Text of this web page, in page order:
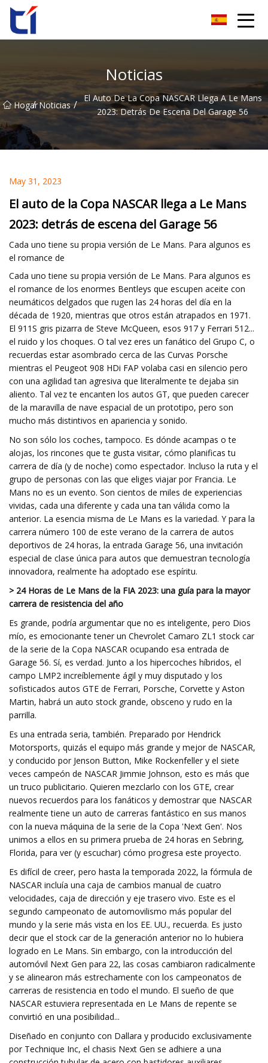
Noticias
Hogar
/ Noticias / El Auto De La Copa NASCAR Llega A Le Mans
2023: Detrás De Escena Del Garage 56
May 31, 2023
El auto de la Copa NASCAR llega a Le Mans
2023: detrás de escena del Garage 56
Cada uno tiene su propia versión de Le Mans. Para algunos es
el romance de
Cada uno tiene su propia versión de Le Mans. Para algunos es
el romance de los enormes Bentleys que escupen aceite con
neumáticos delgados que rugen las 24 horas del día en la
década de 1920, mientras que otros están atrapados en 1971.
El 911S gris pizarra de Steve McQueen, esos 917 y Ferrari 512...
el ruido y los choques. O tal vez eres un fanático del Grupo C, o
recuerdas estar asombrado cerca de las Curvas Porsche
mientras el Peugeot 908 HDi FAP volaba casi en silencio pero
con una agilidad tan agresiva que literalmente te dejaba sin
aliento. Tal vez te encanten los autos GT, que pueden carecer
de la maravilla de nave espacial de un prototipo, pero son
mucho más distintivos en apariencia y sonido.
No son sólo los coches, tampoco. Es dónde acampas o te
alojas, los rincones que te gusta visitar, cómo planificas tu
carrera de día (y de noche) como espectador. Incluso la ruta y el
grupo de personas con las que eliges viajar por Francia. Le
Mans no es un evento. Son cientos de miles de experiencias
vividas, cada una diferente y cada una tan válida como la
anterior. La esencia misma de Le Mans es la variedad. Y para la
carrera número 100 de este verano de la carrera de autos
deportivos de 24 horas, la entrada Garage 56, una invitación
especial de clase única para autos que demuestran tecnología
innovadora, realmente ha adoptado ese espíritu.
> 24 Horas de Le Mans de la FIA 2023: una guía para la mayor
carrera de resistencia del año
Es grande, podría argumentar que no es inteligente, pero Dios
mío, es emocionante tener un Chevrolet Camaro ZL1 stock car
de la serie de la Copa NASCAR ocupando esa entrada de
Garage 56. Sí, es verdad. Junto a los hipercoches híbridos, el
campo LMP2 increíblemente ágil y muy disputado y los
sofisticados autos GTE de Ferrari, Porsche, Corvette y Aston
Martin, habrá un auto stock grande, obsceno y rudo en la
parrilla.
Es una entrada seria, también. Preparado por Hendrick
Motorsports, quizás el equipo más grande y mejor de NASCAR,
y conducido por Jenson Button, Mike Rockenfeller y el siete
veces campeón de NASCAR Jimmie Johnson, esto es más que
un truco publicitario. Quieren mezclarlo con los GTE, crear
nuevos recuerdos para los fanáticos y demostrar que NASCAR
realmente tiene un auto de carreras fantástico en sus manos
con la nueva máquina de la serie de la Copa 'Next Gen'. Nos
unimos a ellos en su primera prueba de 24 horas en Sebring,
Florida, para ver (y escuchar) cómo progresa este proyecto.
Es difícil de creer, pero hasta la temporada 2022, la fórmula de
NASCAR incluía una caja de cambios manual de cuatro
velocidades, caja de dirección y eje trasero vivo. Este es el
segundo campeonato de automovilismo más popular del
mundo y la serie más vista en los EE. UU., recuerda. Es justo
decir que el stock car de la generación anterior no lo hubiera
logrado en Le Mans. Sin embargo, con la introducción del
automóvil Next Gen para 22, las cosas cambiaron radicalmente
y se alinearon más estrechamente con los campeonatos de
carreras de resistencia en todo el mundo. El sueño de que
NASCAR estuviera representada en Le Mans de repente se
convirtió en una posibilidad...
Diseñado en conjunto con Dallara y producido exclusivamente
por Technique Inc, el chasis Next Gen se adhiere a una